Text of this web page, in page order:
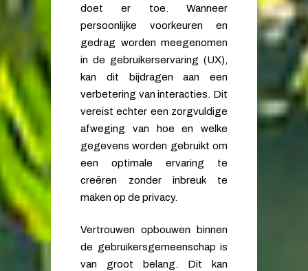
doet er toe. Wanneer
persoonlijke voorkeuren en
gedrag worden meegenomen
in de gebruikerservaring (UX),
kan dit bijdragen aan een
verbetering van interacties. Dit
vereist echter een zorgvuldige
afweging van hoe en welke
gegevens worden gebruikt om
een optimale ervaring te
creëren zonder inbreuk te
maken op de privacy.
Vertrouwen opbouwen binnen
de gebruikersgemeenschap is
van groot belang. Dit kan